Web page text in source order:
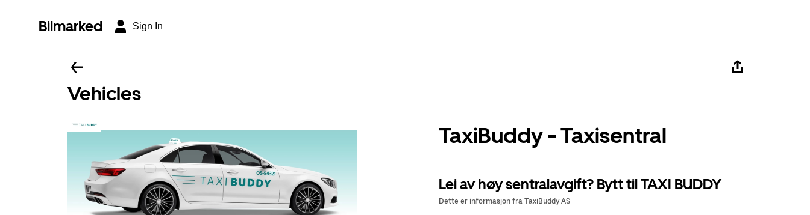
Bilmarked Sign In
Vehicles
TaxiBuddy - Taxisentral
Lei av høy sentralavgift? Bytt til TAXI BUDDY
Dette er informasjon fra TaxiBuddy AS